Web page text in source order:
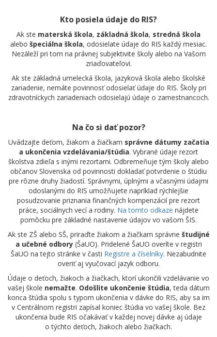
Kto posiela údaje do RIS?
Ak ste materská škola, základná škola, stredná škola
alebo špeciálna škola, odosielate údaje do RIS každý mesiac.
Nezáleží pri tom na právnej subjektivite školy alebo na Vašom
zriaďovateľovi.
Ak ste základná umelecká škola, jazyková škola alebo školské
zariadenie, nemáte povinnosť odosielať údaje do RIS. Školy pri
zdravotníckych zariadeniach odosielajú údaje o zamestnancoch.
Na čo si dať pozor?
Uvádzajte deťom, žiakom a žiačkam správne dátumy začatia
a ukončenia vzdelávania/štúdia. Vybrané údaje rezort
školstva zdieľa s inými rezortami. Odbremeňuje tým školy alebo
občanov Slovenska od povinnosti dokladať potvrdenie o štúdiu
pre rôzne druhy žiadostí. Správnymi, úplnými a včasnými údajmi
odoslanými do RIS umožňujete napríklad rýchlejšie
posudzovanie priznania finančných kompenzácií pre rezort
práce, sociálnych vecí a rodiny. Na tomto odkaze nájdete
pomôcku pre základné nastavenie údajov vo vašom ŠIS.
Ak ste ZŠ alebo SŠ, priraďte žiakom a žiačkam správne študijné
a učebné odbory(ŠaUO). Pridelené ŠaUO overíte v registri
ŠaUO na tejto stránke v časti Registre a číselníky. Nezabudnite
overiť aj vyučovací jazyk odboru.
Údaje o deťoch, žiakoch a žiačkach, ktorí ukončili vzdelávanie vo
vašej škole nemažte. Odošlite ukončenie štúdia, teda dátum
konca štúdia spolu s typom ukončenia v dávke do RIS, aby sa im
v Centrálnom registri zapísal koniec štúdia vo vašej škole. Bez
ukončenia bude RIS očakávať v každej novej dávke aj údaje
o týchto deťoch, žiakoch alebo žiačkach.